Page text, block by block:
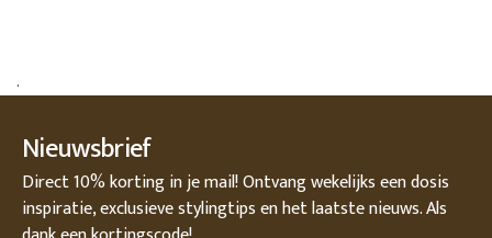
.
Nieuwsbrief
Direct 10% korting in je mail! Ontvang wekelijks een dosis
inspiratie, exclusieve stylingtips en het laatste nieuws. Als